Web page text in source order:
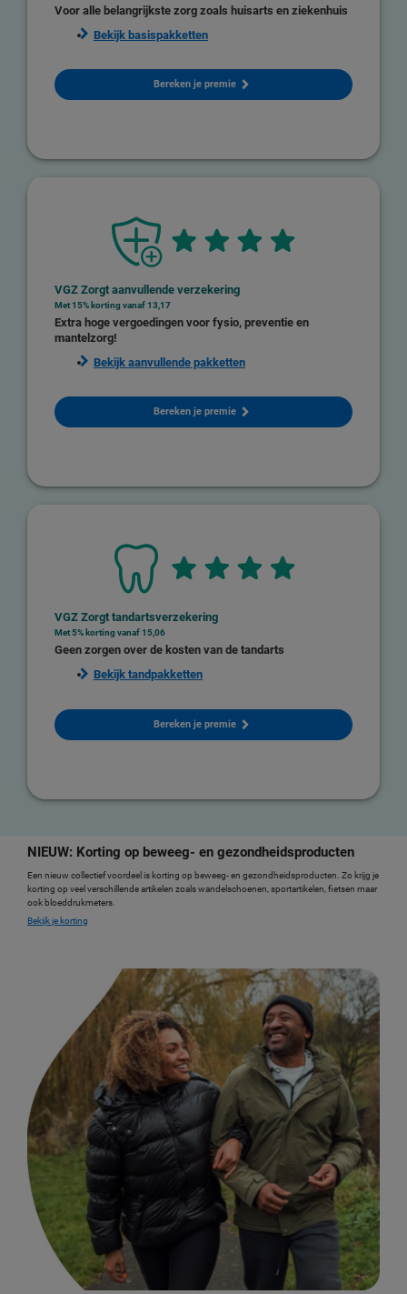
Voor alle belangrijkste zorg zoals huisarts en ziekenhuis
Bekijk basispakketten
Bereken je premie
VGZ Zorgt aanvullende verzekering
Met 15% korting vanaf 13,17
Extra hoge vergoedingen voor fysio, preventie en
mantelzorg!
Bekijk aanvullende pakketten
Bereken je premie
VGZ Zorgt tandartsverzekering
Met 5% korting vanaf 15,06
Geen zorgen over de kosten van de tandarts
Bekijk tandpakketten
Bereken je premie
NIEUW: Korting op beweeg- en gezondheidsproducten
Een nieuw collectief voordeel is korting op beweeg- en gezondheidsproducten. Zo krijg je
korting op veel verschillende artikelen zoals wandelschoenen, sportartikelen, fietsen maar
ook bloeddrukmeters.
Bekijk je korting